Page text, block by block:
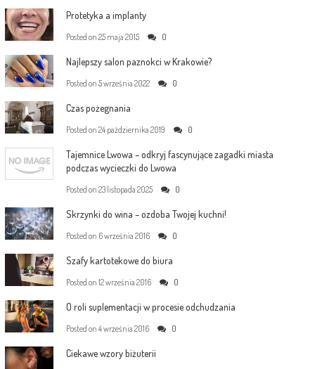
Protetyka a implanty
Posted on 25 maja 2015 0
Najlepszy salon paznokci w Krakowie?
Posted on 5 września 2022 0
Czas pożegnania
Posted on 24 października 2019 0
Tajemnice Lwowa – odkryj fascynujące zagadki miasta
podczas wycieczki do Lwowa
Posted on 23 listopada 2025 0
Skrzynki do wina – ozdoba Twojej kuchni!
Posted on 6 września 2016 0
Szafy kartotekowe do biura
Posted on 12 września 2016 0
O roli suplementacji w procesie odchudzania
Posted on 4 września 2016 0
Ciekawe wzory biżuterii